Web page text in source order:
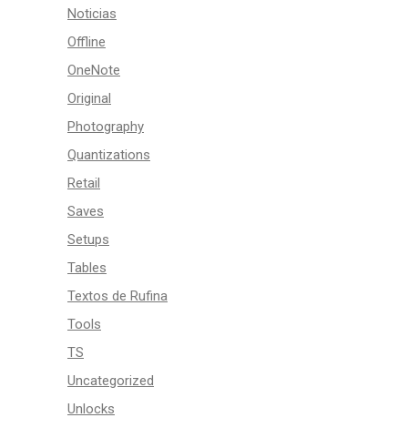
Noticias
Offline
OneNote
Original
Photography
Quantizations
Retail
Saves
Setups
Tables
Textos de Rufina
Tools
TS
Uncategorized
Unlocks